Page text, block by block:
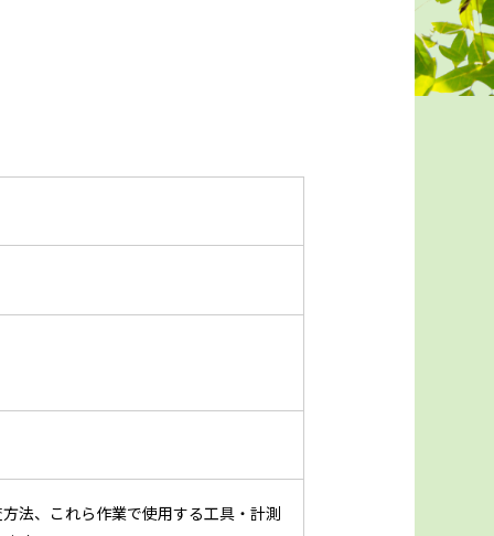
法、これら作業で使用する工具・計測